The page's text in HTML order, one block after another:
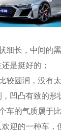
细长，中间的
是挺好的；
较圆润，没有
凹凸有致的形
车的气质属于
迎的一种车，